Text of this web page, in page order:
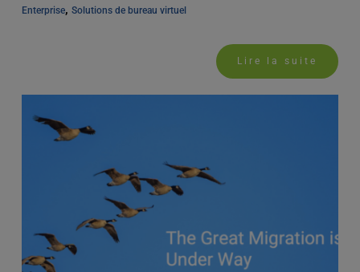
Enterprise, Solutions de bureau virtuel
Lire la suite